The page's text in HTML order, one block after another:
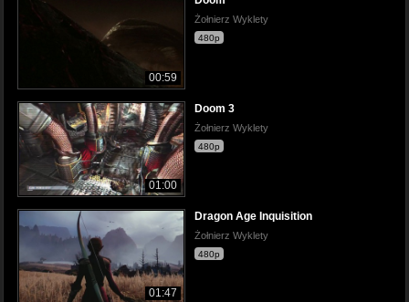
00:59
Żołnierz Wyklety
480p
01:00
Doom 3
Żołnierz Wyklety
480p
01:47
Dragon Age Inquisition
Żołnierz Wyklety
480p